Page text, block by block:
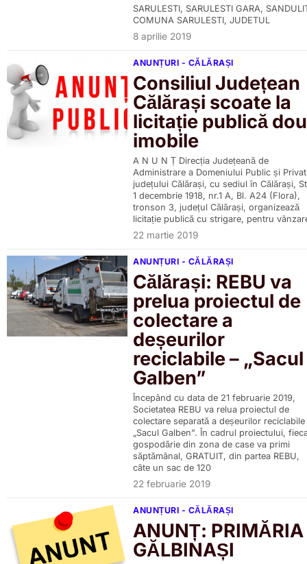
SARULESTI, SARULESTI GARA,
COMUNA SARULESTI, JUDETUL
8 aprilie 2019
ANUNȚURI - CĂLĂRAȘI
Consiliul Județean
Călărași scoate la
licitație publică
imobile
A N U N Ț Direcția Județeană de
Administrare a Domeniului Public și
județului Călărași, cu sediul în Călărași,
1 decembrie 1918, nr.1 A, Bl. A24 (Flora),
tronson 3, județul Călărași, organizează
licitație publică cu strigare, pentru
22 martie 2019
ANUNȚURI - CĂLĂRAȘI
Călărași: REBU va
prelua proiectul de
colectare a
deșeurilor
reciclabile – „Sacul
Galben”
Începând cu data de 21 februarie 2019,
Societatea REBU va relua proiectul de
colectare separată a deșeurilor reciclabile
„Sacul Galben”. În cadrul proiectului,
gospodărie din zona de case va primi
săptămânal, GRATUIT, din partea REBU,
câte un sac de 120
22 februarie 2019
ANUNȚURI - CĂLĂRAȘI
ANUNȚ: PRIMĂRIA
GĂLBINAȘI